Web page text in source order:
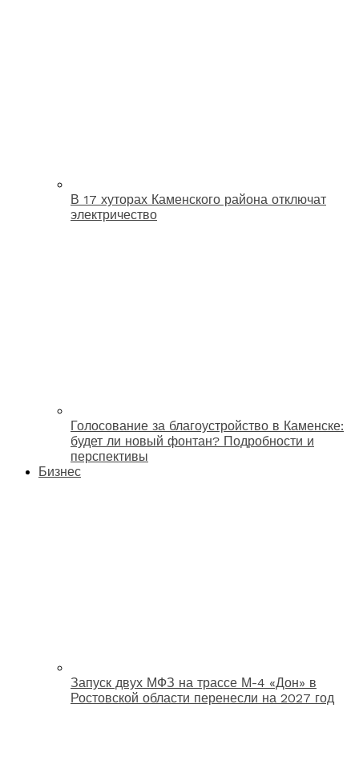
В 17 хуторах Каменского района отключат
электричество
Голосование за благоустройство в Каменске:
будет ли новый фонтан? Подробности и
перспективы
Бизнес
Запуск двух МФЗ на трассе М-4 «Дон» в
Ростовской области перенесли на 2027 год